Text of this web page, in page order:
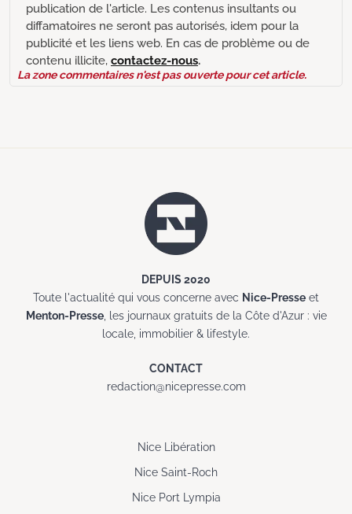
publication de l'article. Les contenus insultants ou
diffamatoires ne seront pas autorisés, idem pour la
publicité et les liens web. En cas de problème ou de
contenu illicite, contactez-nous.
La zone commentaires n'est pas ouverte pour cet article.
DEPUIS 2020
Toute l'actualité qui vous concerne avec Nice-Presse et
Menton-Presse, les journaux gratuits de la Côte d'Azur : vie
locale, immobilier & lifestyle.
CONTACT
redaction@nicepresse.com
Nice Libération
Nice Saint-Roch
Nice Port Lympia